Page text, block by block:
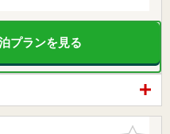
プランを見る
お気に入